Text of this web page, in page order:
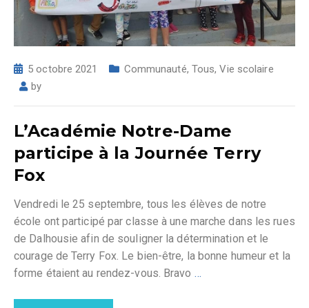
5 octobre 2021 Communauté, Tous,Vie scolaire
by
L’Académie Notre-Dame
participe à la Journée Terry
Fox
Vendredi le 25 septembre, tous les élèves de notre
école ont participé par classe à une marche dans les rues
de Dalhousie afin de souligner la détermination et le
courage de Terry Fox. Le bien-être, la bonne humeur et la
forme étaient au rendez-vous. Bravo …